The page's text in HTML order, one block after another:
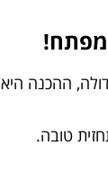
ההכנה
טובה.